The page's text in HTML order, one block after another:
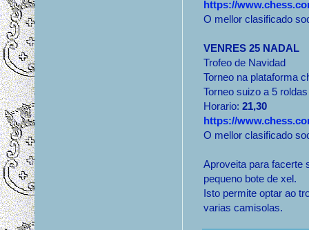
https://
O mellor clasificado
VENRES 25 NADAL
Trofeo de Navidad
Torneo na plataforma
Torneo suizo a 5
Horario: 21,30
https://
O mellor clasificado
Aproveita para facerte
pequeno bote de xel.
Isto permite optar ao
varias camisolas.